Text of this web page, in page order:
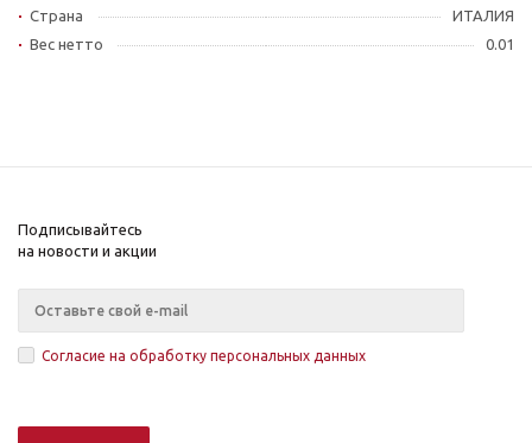
Страна
ИТАЛИЯ
Вес нетто
0.01
Подписывайтесь
на новости и акции
Согласие на обработку персональных данных